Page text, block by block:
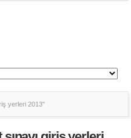
yerleri 2013"